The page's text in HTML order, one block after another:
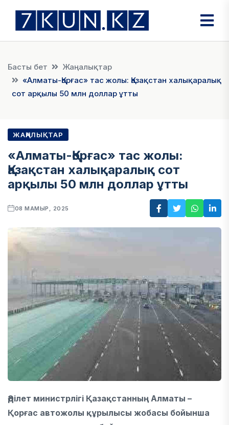
Басты бет
Жаңалықтар
«Алматы-Қорғас» тас жолы: Қазақстан халықаралық
сот арқылы 50 млн доллар ұтты
ЖАҢАЛЫҚТАР
«Алматы-Қорғас» тас жолы:
Қазақстан халықаралық сот
арқылы 50 млн доллар ұтты
08 МАМЫР, 2025
Әділет министрлігі Қазақстанның Алматы –
Қорғас автожолы құрылысы жобасы бойынша